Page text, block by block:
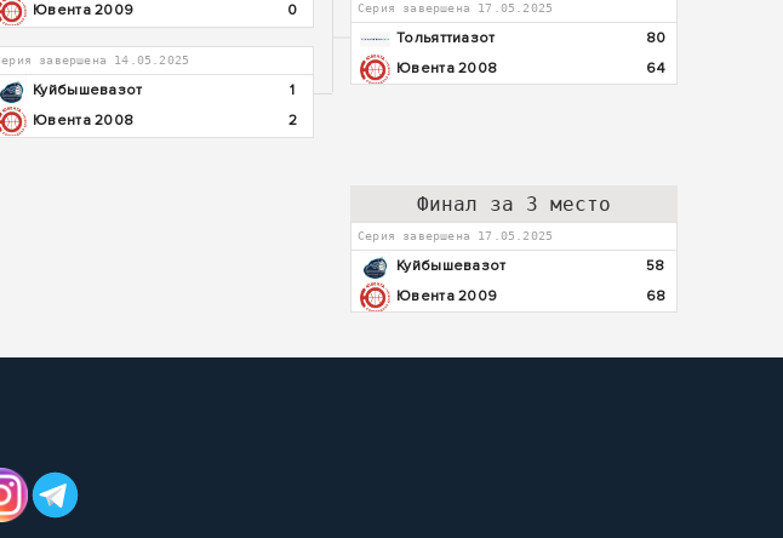
Ювента 2009
0
Серия завершена 14.05.2025
Куйбышевазот
1
Ювента 2008
2
Серия завершена 17.05.2025
Тольяттиазот
80
Ювента 2008
64
Финал за 3 место
Серия завершена 17.05.2025
Куйбышевазот
58
Ювента 2009
68